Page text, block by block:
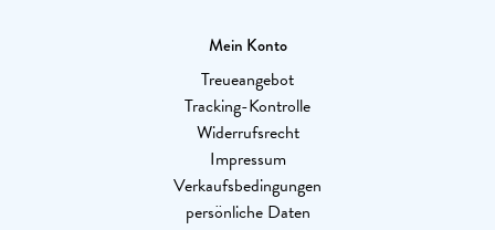
Mein Konto
Treueangebot
Tracking-Kontrolle
Widerrufsrecht
Impressum
Verkaufsbedingungen
persönliche Daten